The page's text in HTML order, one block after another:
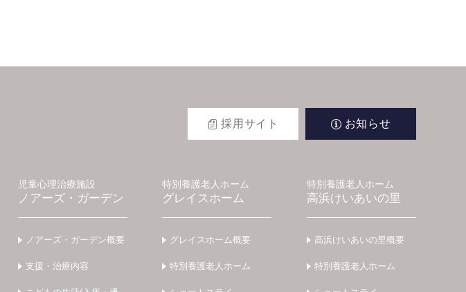
採用サイト お知らせ
児童心理治療施設
ノアーズ・ガーデン
ノアーズ・ガーデン概要
支援・治療内容
特別養護老人ホーム
グレイスホーム
グレイスホーム概要
特別養護老人ホーム
特別養護老人ホーム
高浜けいあいの里
高浜けいあいの里概要
特別養護老人ホーム